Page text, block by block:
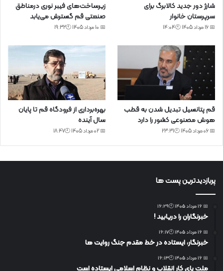
شارژ دور جدید کالابرگ برای
سرپرستان خانوار
📅 16 مرداد 1405 🕙14:04
زیرساخت‌های فیبر نوری درمناطق
صنعتی قم گسترش می‌یابد
📅 10 مرداد 1405 🕙19:32
قم پتانسیل تبدیل شدن به قطب
هوش مصنوعی کشور را دارد
📅 06 مرداد 1405 🕙23:31
بهره‌برداری از فرودگاه قم تا پایان
سال آینده
📅 02 مرداد 1405 🕙18:47
پربازدیدترین پست ها
📅 16 مرداد 1405 🕙16:29
خبرنگاران را دریابید !
📅 16 مرداد 1405 🕙16:17
خبرنگار، ایستاده در خط مقدم جنگ روایت ها
📅 16 مرداد 1405 🕙16:13
ملت پای کار انقلاب و نظام اسلامی ایستاده است